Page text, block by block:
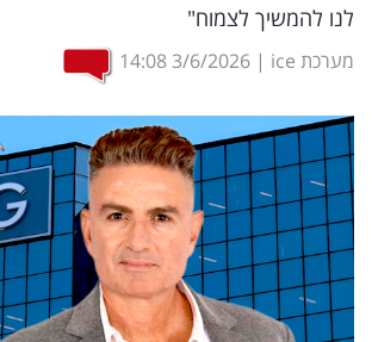
משפט
ומחקרים
דעות
רכילות
עסקית
קריפטו
לנו להמשיך לצמוח"
מערכת ice |
3/6/2026
14:08